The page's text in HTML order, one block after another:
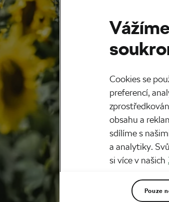
Cookies se
preferencí,
obsahu a
sdílíme s
a analytiky.
si více v našich
Pouze